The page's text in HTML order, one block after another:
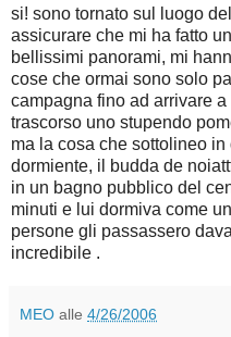
si! sono tornato sul luogo
assicurare che mi ha fatto
bellissimi panorami, mi
cose che ormai sono solo
campagna fino ad arrivare
trascorso uno stupendo
ma la cosa che sottolineo in
dormiente, il budda de
in un bagno pubblico del
minuti e lui dormiva come
persone gli passassero
incredibile .
MEO alle 4/26/2006